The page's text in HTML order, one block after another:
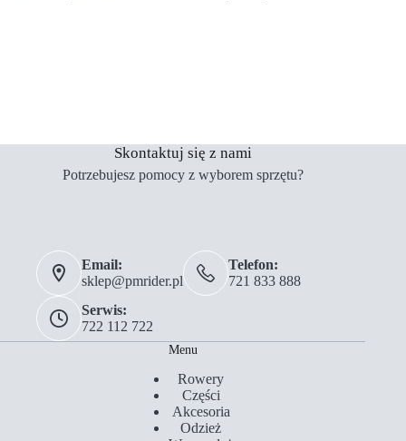
Skontaktuj się z nami
Potrzebujesz pomocy z wyborem sprzętu?
Email:
sklep@pmrider.pl
Telefon:
721 833 888
Serwis:
722 112 722
Menu
Rowery
Części
Akcesoria
Odzież